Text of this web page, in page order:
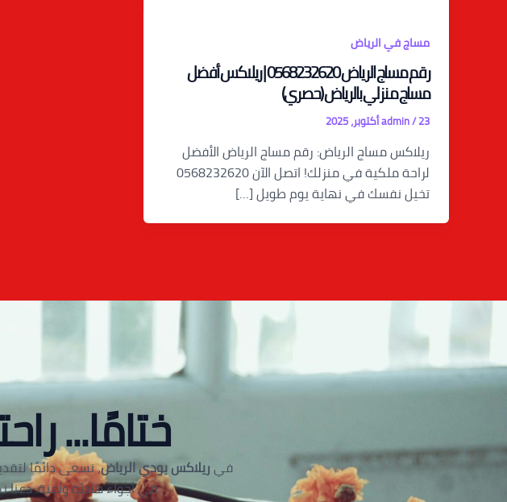
مساج في الرياض
رقم مساج الرياض 0568232620 | ريلاكس أفضل
مساج منزلي بالرياض (حصري)
admin/23 أكتوبر، 2025
ريلاكس مساج الرياض: رقم مساج الرياض الأفضل
لراحة ملكية في منزلك! اتصل الآن 0568232620
تخيل نفسك في نهاية يوم طويل […]
ختامًا... فيريلاكس بودي الرياض، نسعى دائمًا
في أجواء هادئة وآمنة.